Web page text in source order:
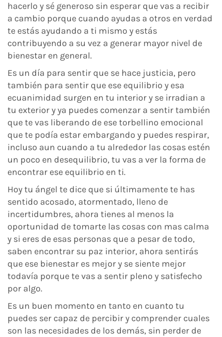
hacerlo y sé generoso sin esperar que vas a recibir
a cambio porque cuando ayudas a otros en verdad
te estás ayudando a ti mismo y estás
contribuyendo a su vez a generar mayor nivel de
bienestar en general.
Es un día para sentir que se hace justicia, pero
también para sentir que ese equilibrio y esa
ecuanimidad surgen en tu interior y se irradian a
tu exterior y ya puedes comenzar a sentir también
que te vas liberando de ese torbellino emocional
que te podía estar embargando y puedes respirar,
incluso aun cuando a tu alrededor las cosas estén
un poco en desequilibrio, tu vas a ver la forma de
encontrar ese equilibrio en ti.
Hoy tu ángel te dice que si últimamente te has
sentido acosado, atormentado, lleno de
incertidumbres, ahora tienes al menos la
oportunidad de tomarte las cosas con mas calma
y si eres de esas personas que a pesar de todo,
saben encontrar su paz interior, ahora sentirás
que ese bienestar es mejor y se siente mejor
todavía porque te vas a sentir pleno y satisfecho
por algo.
Es un buen momento en tanto en cuanto tu
puedes ser capaz de percibir y comprender cuales
son las necesidades de los demás, sin perder de